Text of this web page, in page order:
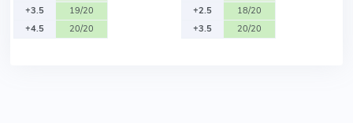
+3.5
19/20
+4.5
20/20
+2.5
18/20
+3.5
20/20